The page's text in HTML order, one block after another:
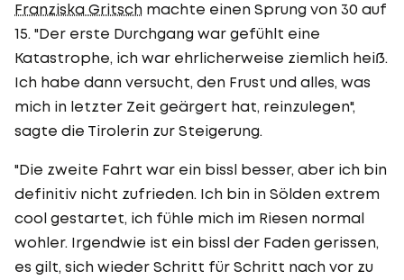
Franziska Gritsch machte einen Sprung von 30 auf
15. "Der erste Durchgang war gefühlt eine
Katastrophe, ich war ehrlicherweise ziemlich heiß.
Ich habe dann versucht, den Frust und alles, was
mich in letzter Zeit geärgert hat, reinzulegen",
sagte die Tirolerin zur Steigerung.
"Die zweite Fahrt war ein bissl besser, aber ich bin
definitiv nicht zufrieden. Ich bin in Sölden extrem
cool gestartet, ich fühle mich im Riesen normal
wohler. Irgendwie ist ein bissl der Faden gerissen,
es gilt, sich wieder Schritt für Schritt nach vor zu